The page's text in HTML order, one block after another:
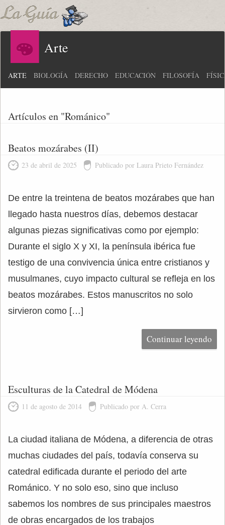
Arte
ARTE BIOLOGÍA DERECHO EDUCACIÓN FILOSOFÍA
Artículos en "Románico"
Beatos mozárabes (II)
23 de abril de 2025 Publicado por Laura Prieto Fernández
De entre la treintena de beatos mozárabes que han
llegado hasta nuestros días, debemos destacar
algunas piezas significativas como por ejemplo:
Durante el siglo X y XI, la península ibérica fue
testigo de una convivencia única entre cristianos y
musulmanes, cuyo impacto cultural se refleja en los
beatos mozárabes. Estos manuscritos no solo
sirvieron como […]
Continuar leyendo
Esculturas de la Catedral de Módena
11 de agosto de 2014 Publicado por A. Cerra
La ciudad italiana de Módena, a diferencia de otras
muchas ciudades del país, todavía conserva su
catedral edificada durante el periodo del arte
Románico. Y no solo eso, sino que incluso
sabemos los nombres de sus principales maestros
de obras encargados de los trabajos